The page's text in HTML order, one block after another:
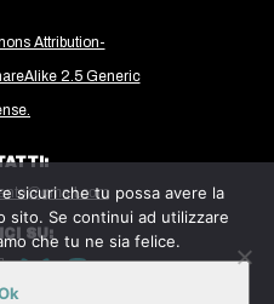
ORIENTE
Attribution-
2.5 Generic
SU:
sicuri che tu possa avere la
sito. Se continui ad utilizzare
che tu ne sia felice.